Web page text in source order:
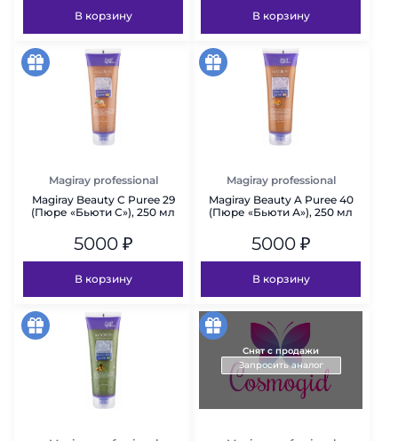
В корзину В корзину
акция
Magiray professional
Magiray Beauty C Puree 29
(Пюре «Бьюти С»), 250 мл
5000₽
В корзину
акция
Magiray professional
Magiray Beauty A Puree 40
(Пюре «Бьюти А»), 250 мл
5000₽
В корзину
акция
Снят с продажи
Запросить аналог
акция